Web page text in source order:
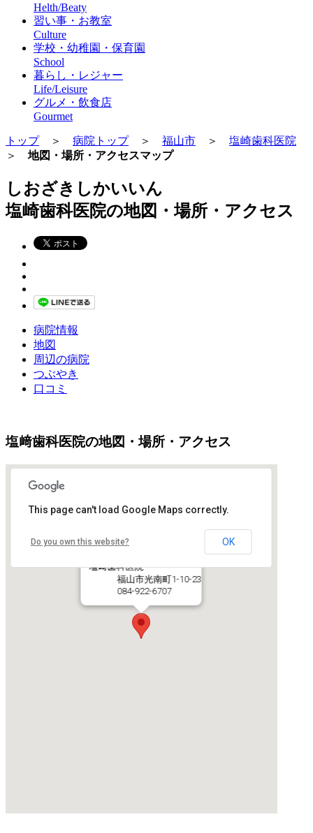
Helth/Beaty
習い事・お教室
Culture
学校・幼稚園・保育園
School
暮らし・レジャー
Life/Leisure
グルメ・飲食店
Gourmet
トップ＞ 病院トップ＞ 福山市 ＞ 塩崎歯科医院
＞ 地図・場所・アクセスマップ
しおざきしかいいん
塩崎歯科医院の地図・場所・アクセス
病院情報
地図
周辺の病院
つぶやき
口コミ
塩﨑歯科医院の地図・場所・アクセス
塩﨑歯科医院
福山市光南町1-10-23
084-922-6707
This page can't load Google Maps correctly.
Do you own this website? OK